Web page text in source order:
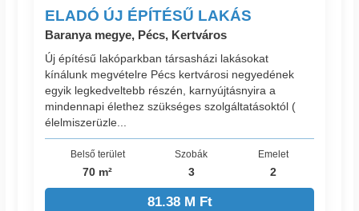
ELADÓ ÚJ ÉPÍTÉSŰ LAKÁS
Baranya megye, Pécs, Kertváros
Új építésű lakóparkban társasházi lakásokat
kínálunk megvételre Pécs kertvárosi negyedének
egyik legkedveltebb részén, karnyújtásnyira a
mindennapi élethez szükséges szolgáltatásoktól (
élelmiszerüzle...
Belső terület
70 m²
Szobák
3
Emelet
2
81.38 M Ft